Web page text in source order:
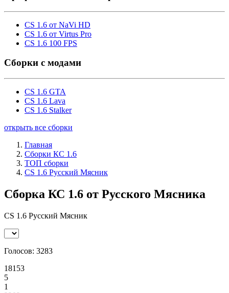
CS 1.6 от NaVi HD
CS 1.6 от Virtus Pro
CS 1.6 100 FPS
Сборки с модами
CS 1.6 GTA
CS 1.6 Lava
CS 1.6 Stalker
открыть все сборки
Главная
Сборки КС 1.6
ТОП сборки
CS 1.6 Русский Мясник
Сборка КС 1.6 от Русского Мясника
CS 1.6 Русский Мясник
Голосов: 3283
18153
5
1